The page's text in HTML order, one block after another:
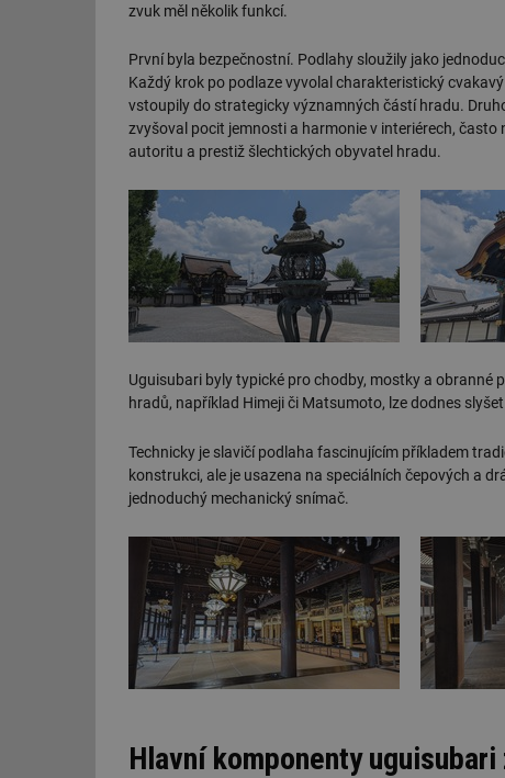
zvuk měl několik funkcí.
První byla bezpečnostní. Podlahy sloužily jako
Každý krok po podlaze vyvolal charakteristický
vstoupily do strategicky významných částí hradu.
zvyšoval pocit jemnosti a harmonie v interiérech,
autoritu a prestiž šlechtických obyvatel hradu.
Uguisubari byly typické pro chodby, mostky a obranné
hradů, například Himeji či Matsumoto, lze dodnes
Technicky je slavičí podlaha fascinujícím příkladem
konstrukci, ale je usazena na speciálních čepových a
jednoduchý mechanický snímač.
Hlavní komponenty uguisubari